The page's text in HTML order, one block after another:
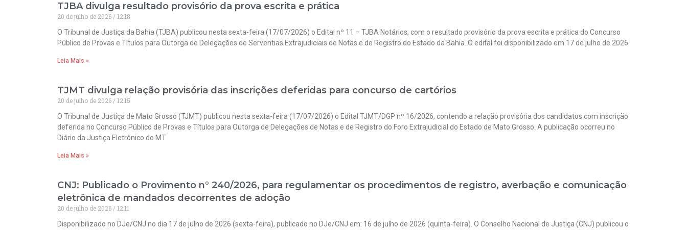
TJBA divulga resultado provisório da prova escrita e prática
20 de julho de 2026
12:18
O Tribunal de Justiça da Bahia (TJBA) publicou nesta sexta-feira (17/07/2026) o Edital nº 11 – TJBA Notários, com o resultado provisório da prova escrita e prática do Concurso
Público de Provas e Títulos para Outorga de Delegações de Serventias Extrajudiciais de Notas e de Registro do Estado da Bahia. O edital foi disponibilizado em 17 de julho de 2026
Leia Mais »
TJMT divulga relação provisória das inscrições deferidas para concurso de cartórios
20 de julho de 2026
12:15
O Tribunal de Justiça de Mato Grosso (TJMT) publicou nesta sexta-feira (17/07/2026) o Edital TJMT/DGP nº 16/2026, contendo a relação provisória dos candidatos com inscrição
deferida no Concurso Público de Provas e Títulos para Outorga de Delegações de Notas e de Registro do Foro Extrajudicial do Estado de Mato Grosso. A publicação ocorreu no
Diário da Justiça Eletrônico do MT
Leia Mais »
CNJ: Publicado o Provimento n° 240/2026, para regulamentar os procedimentos de registro, averbação e comunicação
eletrônica de mandados decorrentes de adoção
20 de julho de 2026
12:11
Disponibilizado no DJe/CNJ no dia 17 de julho de 2026 (sexta-feira), publicado no DJe/CNJ em: 16 de julho de 2026 (quinta-feira). O Conselho Nacional de Justiça (CNJ) publicou o